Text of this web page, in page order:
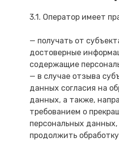
3.1. Оператор имеет
— получать от
достоверные
содержащие
— в случае отзыва
данных согласия на
данных, а также,
требованием о
персональных
продолжить